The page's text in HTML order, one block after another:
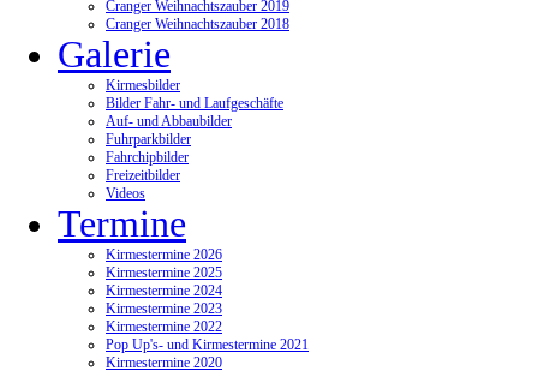
Cranger Weihnachtszauber 2019
Cranger Weihnachtszauber 2018
Galerie
Kirmesbilder
Bilder Fahr- und Laufgeschäfte
Auf- und Abbaubilder
Fuhrparkbilder
Fahrchipbilder
Freizeitbilder
Videos
Termine
Kirmestermine 2026
Kirmestermine 2025
Kirmestermine 2024
Kirmestermine 2023
Kirmestermine 2022
Pop Up's- und Kirmestermine 2021
Kirmestermine 2020